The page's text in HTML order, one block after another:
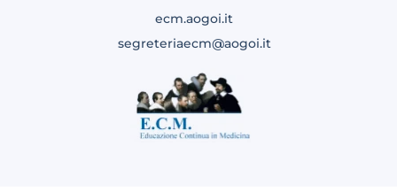
ecm.aogoi.it
segreteriaecm@aogoi.it